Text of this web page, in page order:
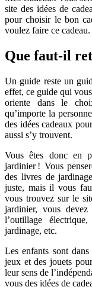
site des idées de
pour choisir le bon
voulez faire ce cadeau.
Que faut-il
Un guide reste un
effet, ce guide qui
oriente dans le
qu’importe la
des idées cadeaux
aussi s’y trouvent.
Vous êtes donc en
jardinier ! Vous
des livres de
juste, mais il vous
vous trouvez sur le
jardinier, vous
l’outillage
jardinage, etc.
Les enfants sont
jeux et des jouets
leur sens de
vous des idées de